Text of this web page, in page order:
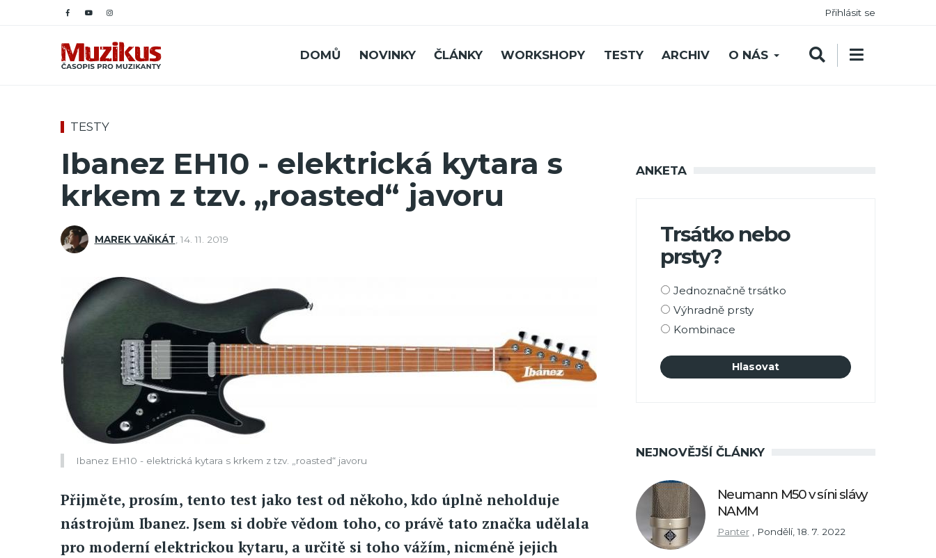
Přihlásit se
DOMŮ NOVINKY ČLÁNKY WORKSHOPY TESTY ARCHIV O NÁS
TESTY
Ibanez EH10 - elektrická kytara s
krkem z tzv. „roasted“ javoru
MAREK VAŇKÁT 14. 11. 2019
Ibanez EH10 - elektrická kytara s krkem z tzv. „roasted“ javoru
Přijměte, prosím, tento test jako test od někoho, kdo úplně neholduje
nástrojům Ibanez. Jsem si dobře vědom toho, co právě tato značka udělala
pro moderní elektrickou kytaru, a určitě si toho vážím, nicméně jejich
ANKETA
Trsátko nebo
prsty?
Možnosti
výběru
Jednoznačně trsátko
Výhradně prsty
Kombinace
NEJNOVĚJŠÍ ČLÁNKY
Neumann M50 v síni slávy
NAMM
Panter Pondělí, 18. 7. 2022